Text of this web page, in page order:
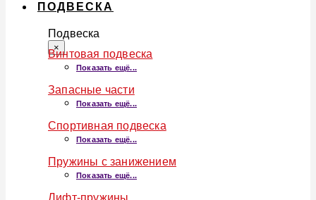
ПОДВЕСКА
Подвеска
×
Винтовая подвеска
Показать ещё...
Запасные части
Показать ещё...
Спортивная подвеска
Показать ещё...
Пружины с занижением
Показать ещё...